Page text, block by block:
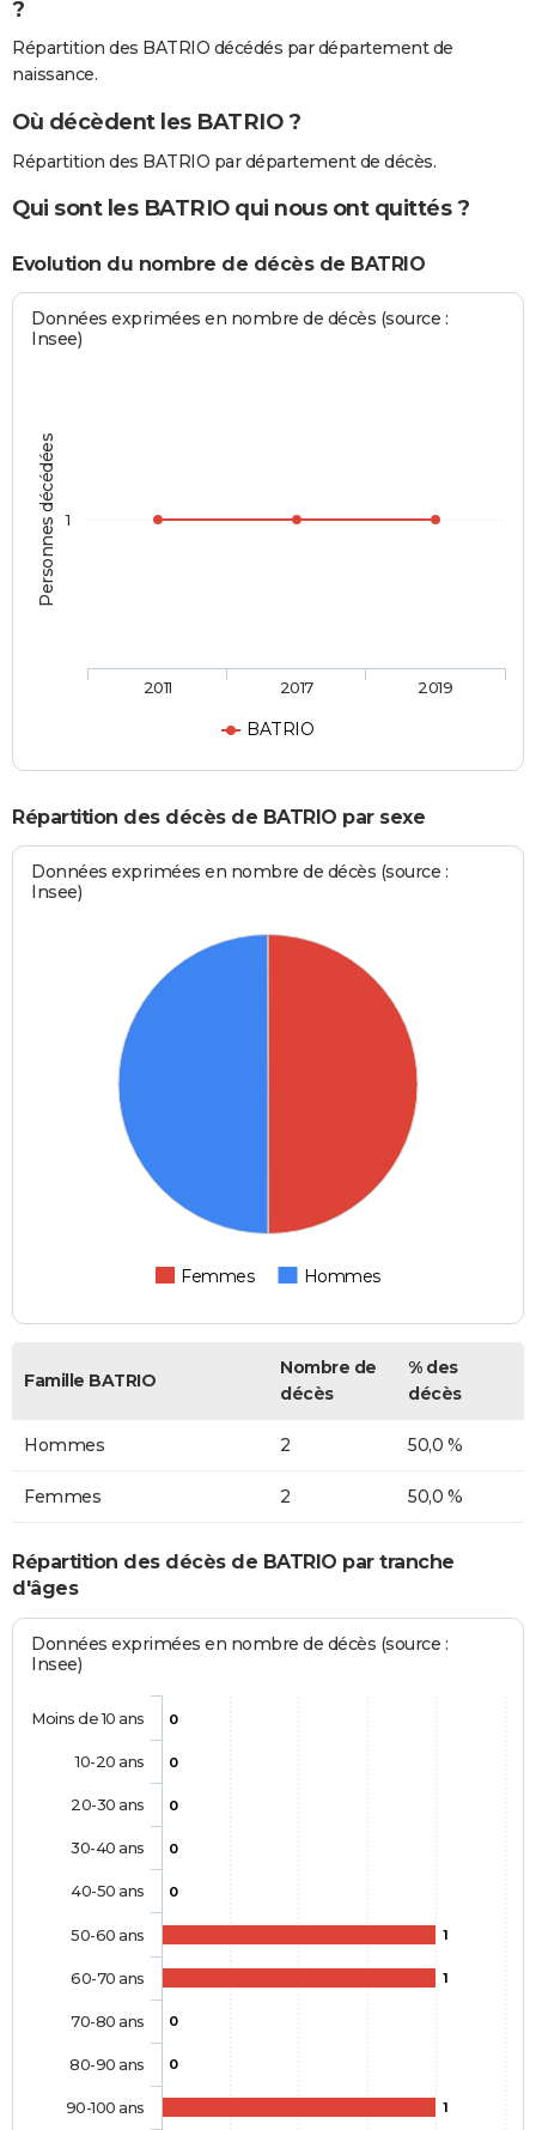
?
Répartition des BATRIO décédés par département de
naissance.
Où décèdent les BATRIO ?
Répartition des BATRIO par département de décès.
Qui sont les BATRIO qui nous ont quittés ?
Evolution du nombre de décès de BATRIO
Personnes décédées
Données exprimées en nombre de décès (source :
Insee)
BATRIO
2011 2017 2019
1
Répartition des décès de BATRIO par sexe
Données exprimées en nombre de décès (source :
Insee)
Femmes Hommes
Famille BATRIO
Nombre de
décès
% des
décès
Hommes 2 50,0 %
Femmes 2 50,0 %
Répartition des décès de BATRIO par tranche
d'âges
Données exprimées en nombre de décès (source :
Insee)
0
0
0
0
0
1
1
0
0
1
Moins de 10 ans
10-20 ans
20-30 ans
30-40 ans
40-50 ans
50-60 ans
60-70 ans
70-80 ans
80-90 ans
90-100 ans